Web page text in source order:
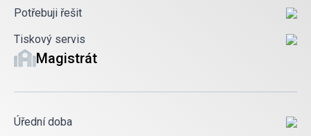
Potřebuji řešit
Tiskový servis
Magistrát
Úřední doba